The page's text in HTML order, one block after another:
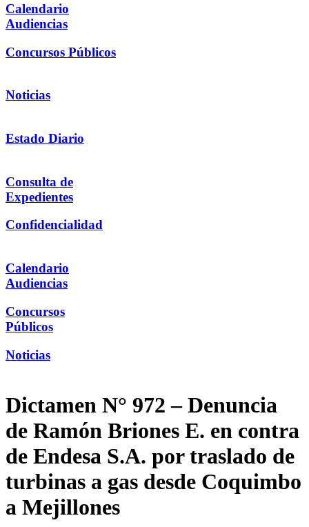
Calendario
Audiencias
Concursos Públicos
Noticias
Estado Diario
Consulta de
Expedientes
Confidencialidad
Calendario
Audiencias
Concursos
Públicos
Noticias
Dictamen N° 972 – Denuncia
de Ramón Briones E. en contra
de Endesa S.A. por traslado de
turbinas a gas desde Coquimbo
a Mejillones